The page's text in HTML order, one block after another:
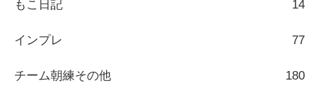
もこ日記 14
インプレ 77
チーム朝練その他 180